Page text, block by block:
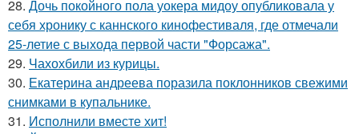
28. Дочь покойного пола уокера мидоу опубликовала у
себя хронику с каннского кинофестиваля, где отмечали
25-летие с выхода первой части "Форсажа".
29. Чахохбили из курицы.
30. Екатерина андреева поразила поклонников свежими
снимками в купальнике.
31. Исполнили вместе хит!